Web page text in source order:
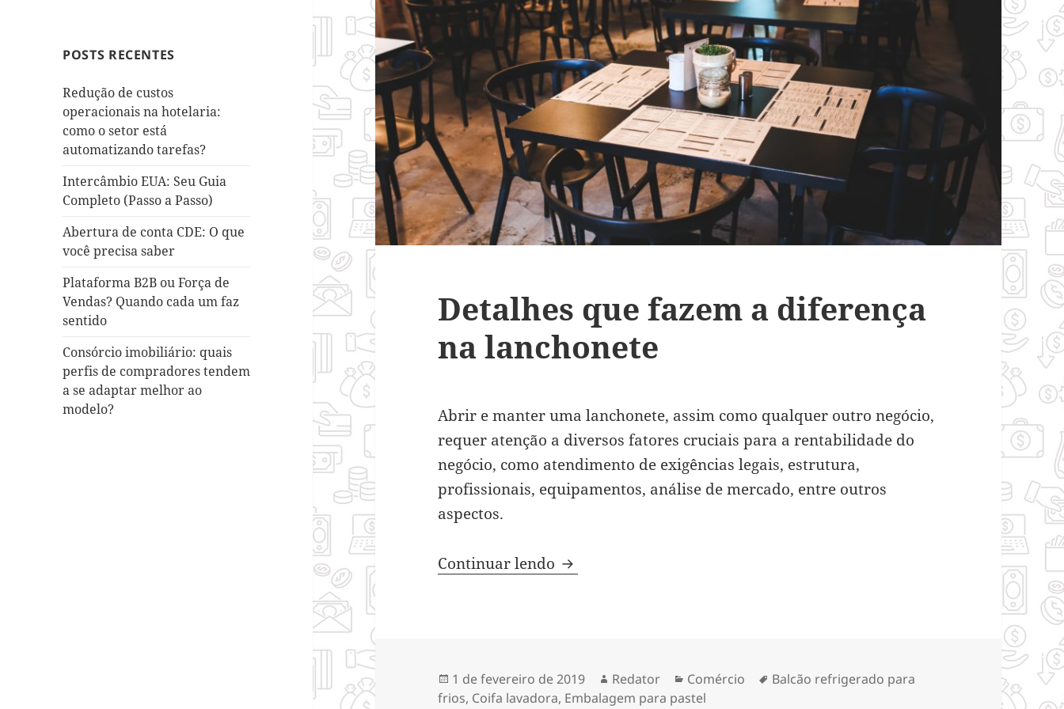
POSTS RECENTES
Redução de custos
operacionais na hotelaria:
como o setor está
automatizando tarefas?
Intercâmbio EUA: Seu Guia
Completo (Passo a Passo)
Abertura de conta CDE: O que
você precisa saber
Plataforma B2B ou Força de
Vendas? Quando cada um faz
sentido
Consórcio imobiliário: quais
perfis de compradores tendem
a se adaptar melhor ao
modelo?
Detalhes que fazem a diferença
na lanchonete
Abrir e manter uma lanchonete, assim como qualquer outro negócio,
requer atenção a diversos fatores cruciais para a rentabilidade do
negócio, como atendimento de exigências legais, estrutura,
profissionais, equipamentos, análise de mercado, entre outros
aspectos.
Continuar lendo Detalhes que fazem a diferença na lanchonete
Publicado
em
1 de fevereiro de 2019 Autor
Redator Categorias
Comércio Tags
Balcão refrigerado para
frios, Coifa lavadora, Embalagem para pastel